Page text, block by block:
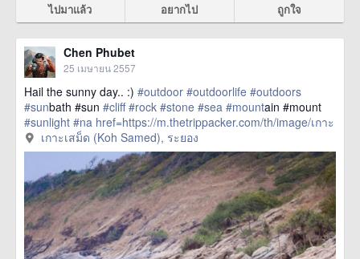
ไปมาแล้ว อยากไป ถูกใจ
Chen Phubet
25 เมษายน 2557
Hail the sunny day.. :) #outdoor #outdoorlife #outdoors
#sunbath #sun #cliff #rock #stone #sea #mountain #mount
#sunlight #na href=https://m.thetrippacker.com/th/image/เกาะ
เสม็ดKohSamed/93057> more
เกาะเสม็ด (Koh Samed), ระยอง